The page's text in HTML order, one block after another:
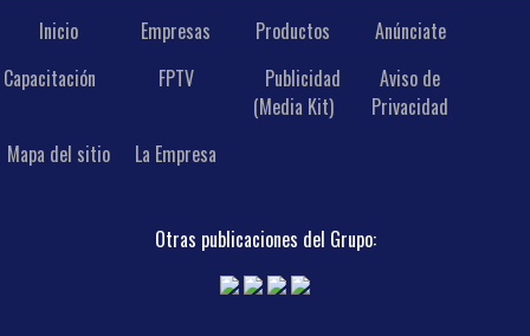
Inicio Empresas Productos
Anúnciate
Capacitación
FPTV
Publicidad
(Media Kit)
Aviso de
Privacidad
Mapa del sitio
La Empresa
Otras publicaciones del Grupo: